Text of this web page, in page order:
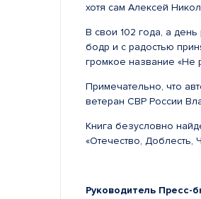
хотя сам Алексей
В свои 102 года, а
бодр и с радостью
громкое название «Не
Примечательно, что
ветеран СВР России
Книга безусловно
«Отечество, Доблесть,